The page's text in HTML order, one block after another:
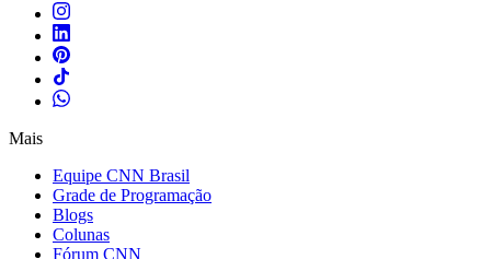
Mais
Equipe CNN Brasil
Grade de Programação
Blogs
Colunas
Fórum CNN